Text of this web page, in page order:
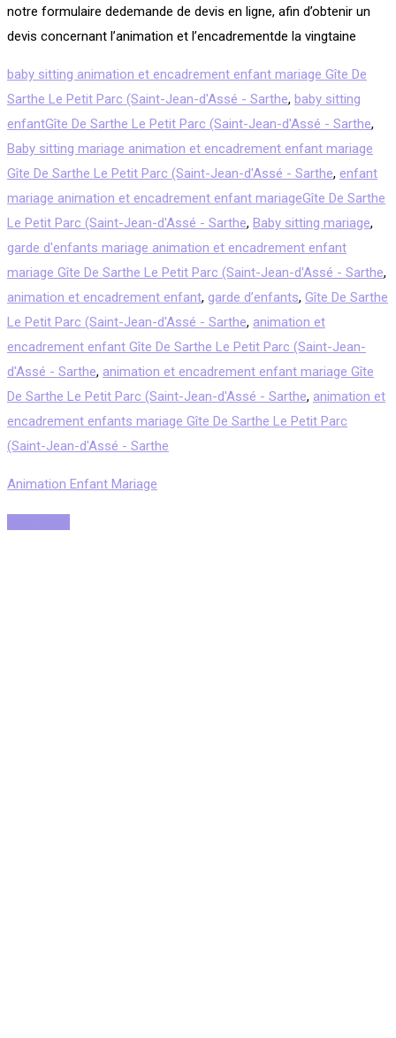
notre formulaire dedemande de devis en ligne, afin d’obtenir un
devis concernant l’animation et l’encadrementde la vingtaine
baby sitting animation et encadrement enfant mariage Gîte De
Sarthe Le Petit Parc (Saint-Jean-d'Assé - Sarthe, baby sitting
enfantGîte De Sarthe Le Petit Parc (Saint-Jean-d'Assé - Sarthe,
Baby sitting mariage animation et encadrement enfant mariage
Gîte De Sarthe Le Petit Parc (Saint-Jean-d'Assé - Sarthe, enfant
mariage animation et encadrement enfant mariageGîte De Sarthe
Le Petit Parc (Saint-Jean-d'Assé - Sarthe, Baby sitting mariage,
garde d'enfants mariage animation et encadrement enfant
mariage Gîte De Sarthe Le Petit Parc (Saint-Jean-d'Assé - Sarthe,
animation et encadrement enfant, garde d’enfants, Gîte De Sarthe
Le Petit Parc (Saint-Jean-d'Assé - Sarthe, animation et
encadrement enfant Gîte De Sarthe Le Petit Parc (Saint-Jean-
d'Assé - Sarthe, animation et encadrement enfant mariage Gîte
De Sarthe Le Petit Parc (Saint-Jean-d'Assé - Sarthe, animation et
encadrement enfants mariage Gîte De Sarthe Le Petit Parc
(Saint-Jean-d'Assé - Sarthe
Animation Enfant Mariage